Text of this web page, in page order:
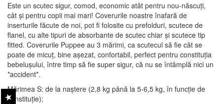
Este un scutec sigur, comod, economic atât pentru nou-născuți,
cât și pentru copii mai mari! Coverurile noastre înafară de
inserturile făcute de noi, pot fi folosite cu prefolduri, scutece de
flanel, cu alte tipuri de absorbante de scutec chiar și scutece tip
fitted. Coverurile Puppee au 3 mărimi, ca scutecul să fie cât se
poate de micuț, bine așezat, confortabil, perfect pentru constituția
bebelușului, între timp să fie super sigur, că nu se întâmplă nici un
*accident*.
Mărimea S: de la naștere (2,8 kg până la 5-6,5 kg, în funcție de
constituție);